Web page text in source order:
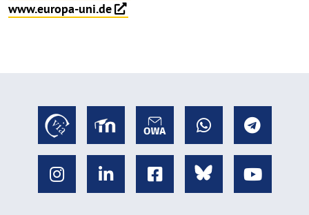
www.europa-uni.de